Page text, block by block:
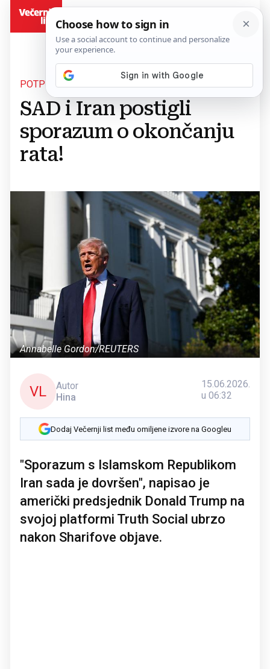
POTPISIVANJE U PETAK
SAD i Iran postigli
sporazum o okončanju
rata!
Annabelle Gordon/REUTERS
VL
Autor
Hina
15.06.2026.
u 06:32
Dodaj Večernji list među omiljene izvore na Googleu
"Sporazum s Islamskom Republikom
Iran sada je dovršen", napisao je
američki predsjednik Donald Trump na
svojoj platformi Truth Social ubrzo
nakon Sharifove objave.